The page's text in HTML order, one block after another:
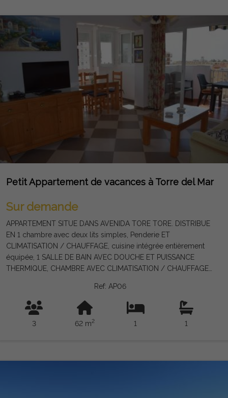
Petit Appartement de vacances à Torre del Mar
Sur demande
APPARTEMENT SITUE DANS AVENIDA TORE TORE. DISTRIBUE
EN 1 chambre avec deux lits simples, Penderie ET
CLIMATISATION / CHAUFFAGE, cuisine intégrée entièrement
équipée, 1 SALLE DE BAIN AVEC DOUCHE ET PUISSANCE
THERMIQUE, CHAMBRE AVEC CLIMATISATION / CHAUFFAGE
L'appartement est situé dans un complexe avec piscine,
immeuble avec ascenseur. L'appartement dispose de WIFI ET
TELEVISION.
Ref: AP06
3 62 m2 1 1